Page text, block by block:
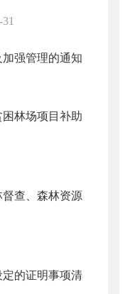
强管理的通知
林场项目补助
查、森林资源
的证明事项清